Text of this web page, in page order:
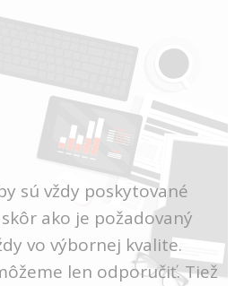
sú vždy poskytované
ako je požadovaný
vo výbornej kvalite.
len odporučiť. Tiež